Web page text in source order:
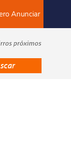
Anunciar
próximos